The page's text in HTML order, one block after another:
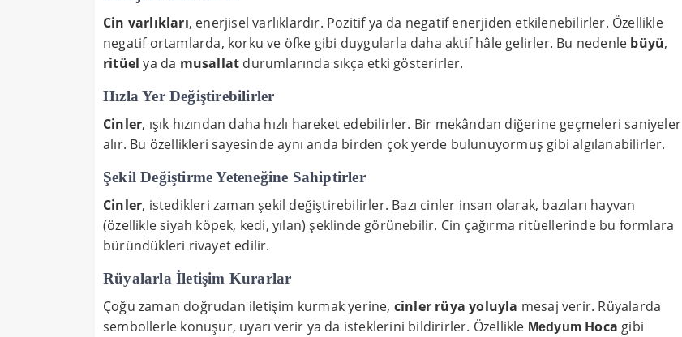
Cin varlıkları, enerjisel varlıklardır. Pozitif ya da negatif enerjiden etkilenebilirler. Özellikle
negatif ortamlarda, korku ve öfke gibi duygularla daha aktif hâle gelirler. Bu nedenle büyü,
ritüel ya da musallat durumlarında sıkça etki gösterirler.
Hızla Yer Değiştirebilirler
Cinler, ışık hızından daha hızlı hareket edebilirler. Bir mekândan diğerine geçmeleri saniyeler
alır. Bu özellikleri sayesinde aynı anda birden çok yerde bulunuyormuş gibi algılanabilirler.
Şekil Değiştirme Yeteneğine Sahiptirler
Cinler, istedikleri zaman şekil değiştirebilirler. Bazı cinler insan olarak, bazıları hayvan
(özellikle siyah köpek, kedi, yılan) şeklinde görünebilir. Cin çağırma ritüellerinde bu formlara
büründükleri rivayet edilir.
Rüyalarla İletişim Kurarlar
Çoğu zaman doğrudan iletişim kurmak yerine, cinler rüya yoluyla mesaj verir. Rüyalarda
sembollerle konuşur, uyarı verir ya da isteklerini bildirirler. Özellikle Medyum Hoca gibi